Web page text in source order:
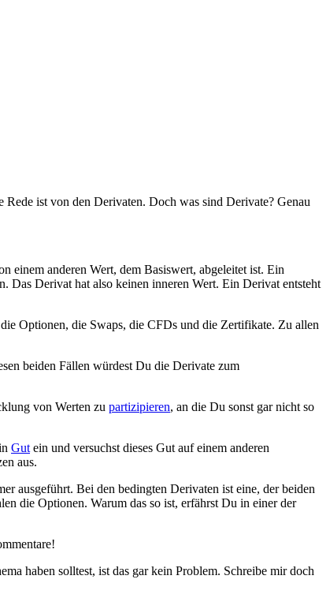
Rede ist von den Derivaten. Doch was sind Derivate? Genau
einem anderen Wert, dem Basiswert, abgeleitet ist. Ein
Das Derivat hat also keinen inneren Wert. Ein Derivat entsteht
Optionen, die Swaps, die CFDs und die Zertifikate. Zu allen
beiden Fällen würdest Du die Derivate zum
von Werten zu partizipieren, an die Du sonst gar nicht so
Gutein und versuchst dieses Gut auf einem anderen
aus.
ausgeführt. Bei den bedingten Derivaten ist eine, der beiden
die Optionen. Warum das so ist, erfährst Du in einer der
haben solltest, ist das gar kein Problem. Schreibe mir doch